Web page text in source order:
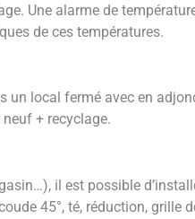
Une alarme de
de ces températures.
un local fermé avec en
+ recyclage.
il est possible
45°, té, réduction, grille